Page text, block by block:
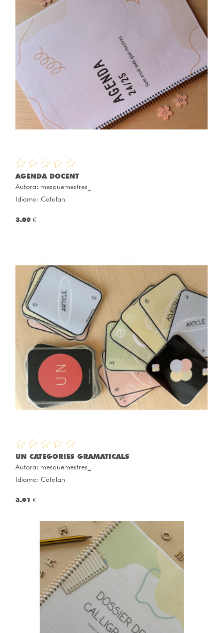
AGENDA DOCENT
Autora: mesquemestres_
Idioma: Catalan
3.09 €
UN CATEGORIES GRAMATICALS
Autora: mesquemestres_
Idioma: Catalan
3.91 €